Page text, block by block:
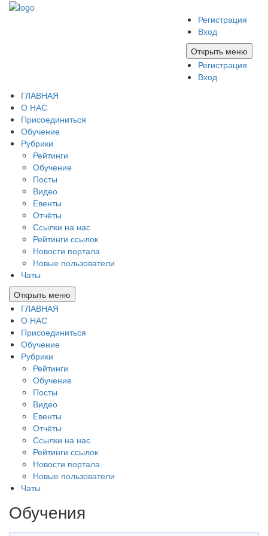
Регистрация
Вход
Открыть меню
Регистрация
Вход
ГЛАВНАЯ
О НАС
Присоединиться
Обучение
Рубрики
Рейтинги
Обучение
Посты
Видео
Евенты
Отчёты
Ссылки на нас
Рейтинги ссылок
Новости портала
Новые пользователи
Чаты
Открыть меню
ГЛАВНАЯ
О НАС
Присоединиться
Обучение
Рубрики
Рейтинги
Обучение
Посты
Видео
Евенты
Отчёты
Ссылки на нас
Рейтинги ссылок
Новости портала
Новые пользователи
Чаты
Обучения